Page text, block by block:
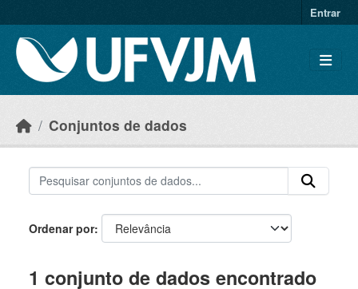
Entrar
Conjuntos de dados
Ordenar por
1 conjunto de dados encontrado